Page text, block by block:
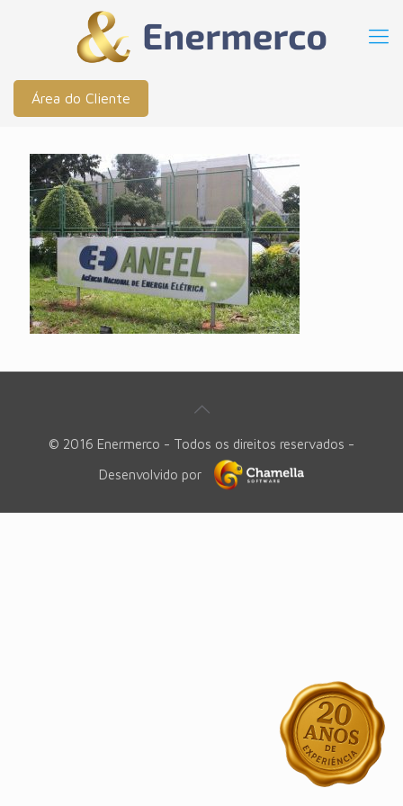
Área do Cliente
© 2016 Enermerco - Todos os direitos reservados -
Desenvolvido por